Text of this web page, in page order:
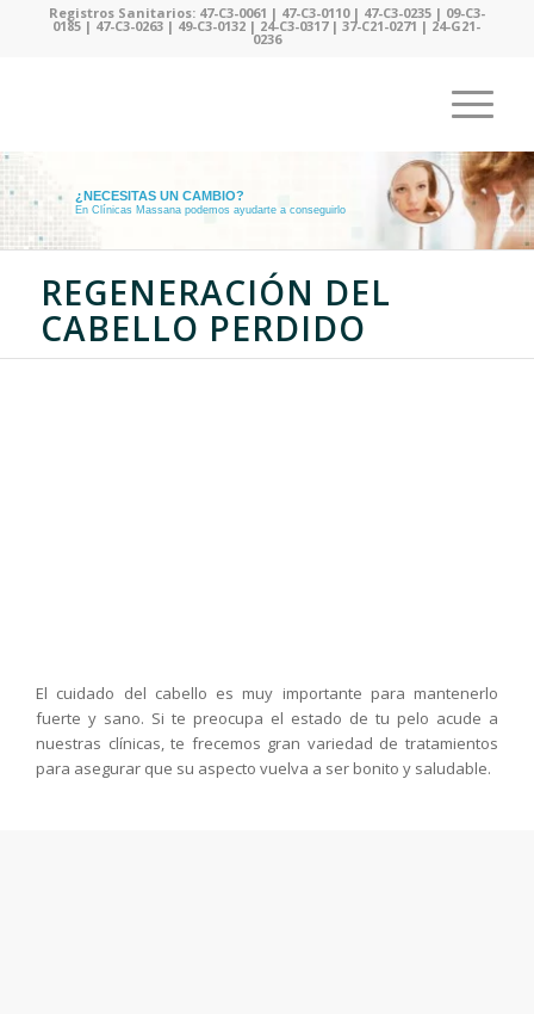
Registros Sanitarios: 47-C3-0061 | 47-C3-0110 | 47-C3-0235 | 09-C3-
0185 | 47-C3-0263 | 49-C3-0132 | 24-C3-0317 | 37-C21-0271 | 24-G21-
0236
En Clínicas Massana podemos ayudarte a conseguirlo
¿NECESITAS UN CAMBIO?
REGENERACIÓN DEL
CABELLO PERDIDO
El cuidado del cabello es muy importante para mantenerlo
fuerte y sano. Si te preocupa el estado de tu pelo acude a
nuestras clínicas, te frecemos gran variedad de tratamientos
para asegurar que su aspecto vuelva a ser bonito y saludable.